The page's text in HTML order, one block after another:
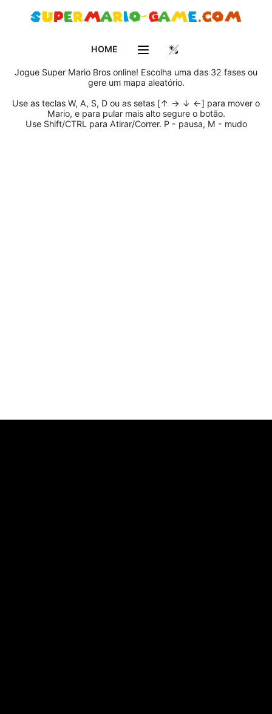
HOME
Jogue Super Mario Bros online! Escolha uma das 32 fases ou
gere um mapa aleatório.
Use as teclas W, A, S, D ou as setas [↑ → ↓ ←] para mover o
Mario, e para pular mais alto segure o botão.
Use Shift/CTRL para Atirar/Correr. P - pausa, M - mudo